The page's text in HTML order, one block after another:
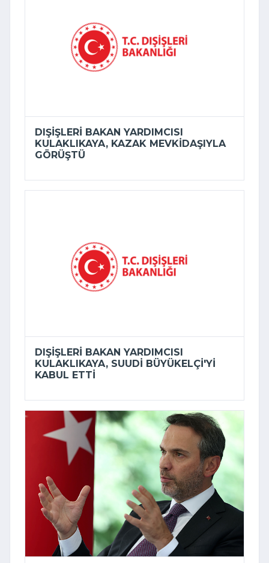
DIŞIŞLERI BAKAN YARDIMCISI
KULAKLIKAYA, KAZAK MEVKIDAŞIYLA
GÖRÜŞTÜ
DIŞIŞLERI BAKAN YARDIMCISI
KULAKLIKAYA, SUUDI BÜYÜKELÇI'YI
KABUL ETTI